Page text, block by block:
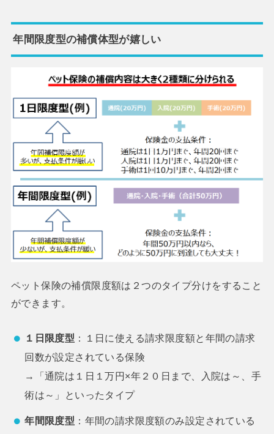
年間限度型の補償体型が嬉しい
ペット保険の補償限度額は２つのタイプ分けをすること
ができます。
１日限度型 ：１日に使える請求限度額と年間の請求
回数が設定されている保険
→「通院は１日１万円×年２０日まで、入院は～、手
術は～」といったタイプ
年間限度型 ：年間の請求限度額のみ設定されている